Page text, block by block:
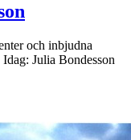
och inbjudna
Idag: Julia Bondesson